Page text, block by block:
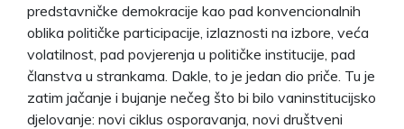
predstavničke demokracije kao pad konvencionalnih
oblika političke participacije, izlaznosti na izbore, veća
volatilnost, pad povjerenja u političke institucije, pad
članstva u strankama. Dakle, to je jedan dio priče. Tu je
zatim jačanje i bujanje nečeg što bi bilo vaninstitucijsko
djelovanje: novi ciklus osporavanja, novi društveni